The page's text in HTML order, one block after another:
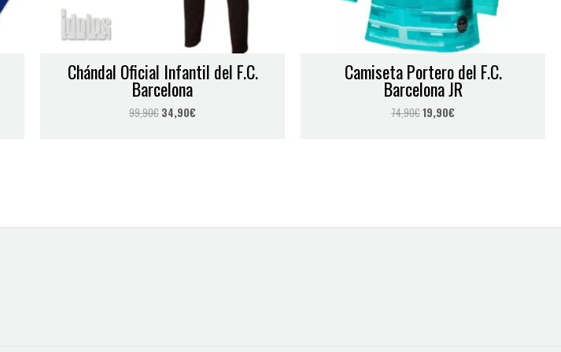
Correo electrónico
Chándal Oficial Infantil del F.C.
Barcelona
99,90€ 34,90€
Camiseta Portero del F.C.
Barcelona JR
74,90€19,90€